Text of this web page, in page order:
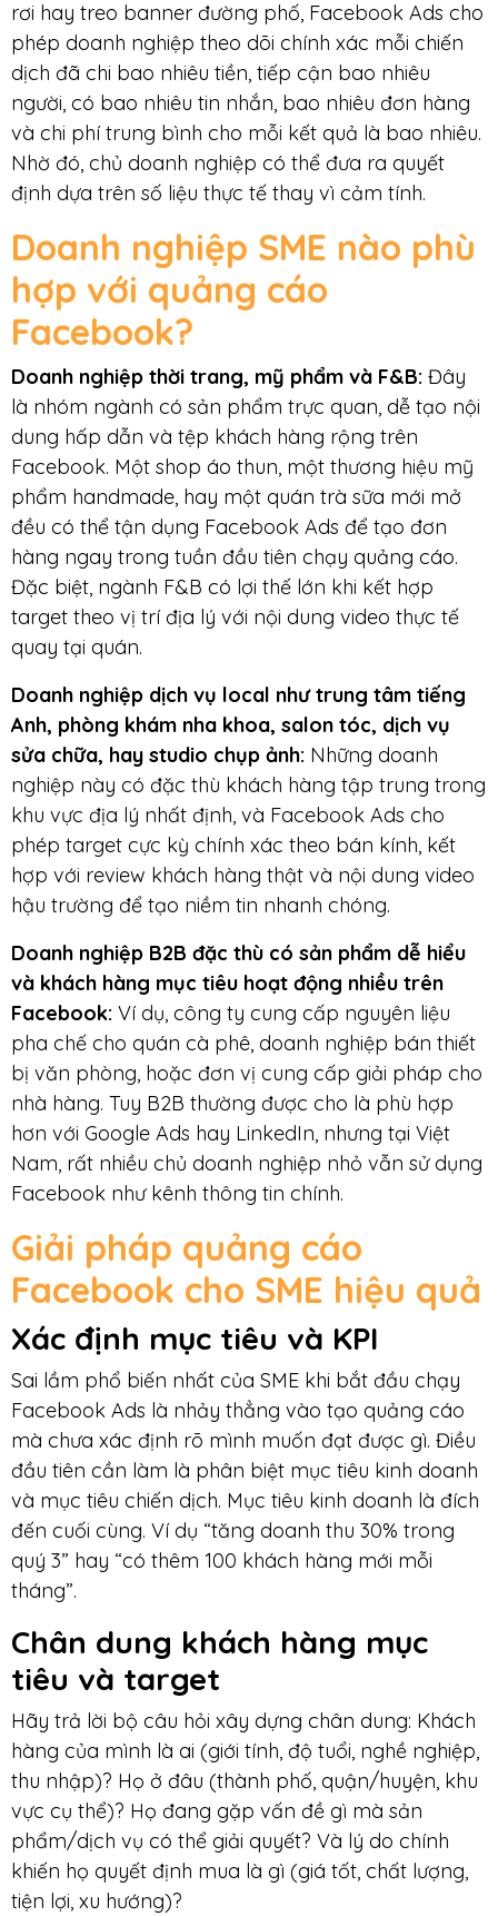
rơi hay treo banner đường phố, Facebook Ads cho
phép doanh nghiệp theo dõi chính xác mỗi chiến
dịch đã chi bao nhiêu tiền, tiếp cận bao nhiêu
người, có bao nhiêu tin nhắn, bao nhiêu đơn hàng
và chi phí trung bình cho mỗi kết quả là bao nhiêu.
Nhờ đó, chủ doanh nghiệp có thể đưa ra quyết
định dựa trên số liệu thực tế thay vì cảm tính.
Doanh nghiệp SME nào phù
hợp với quảng cáo
Facebook?
Doanh nghiệp thời trang, mỹ phẩm và F&B: Đây
là nhóm ngành có sản phẩm trực quan, dễ tạo nội
dung hấp dẫn và tệp khách hàng rộng trên
Facebook. Một shop áo thun, một thương hiệu mỹ
phẩm handmade, hay một quán trà sữa mới mở
đều có thể tận dụng Facebook Ads để tạo đơn
hàng ngay trong tuần đầu tiên chạy quảng cáo.
Đặc biệt, ngành F&B có lợi thế lớn khi kết hợp
target theo vị trí địa lý với nội dung video thực tế
quay tại quán.
Doanh nghiệp dịch vụ local như trung tâm tiếng
Anh, phòng khám nha khoa, salon tóc, dịch vụ
sửa chữa, hay studio chụp ảnh: Những doanh
nghiệp này có đặc thù khách hàng tập trung trong
khu vực địa lý nhất định, và Facebook Ads cho
phép target cực kỳ chính xác theo bán kính, kết
hợp với review khách hàng thật và nội dung video
hậu trường để tạo niềm tin nhanh chóng.
Doanh nghiệp B2B đặc thù có sản phẩm dễ hiểu
và khách hàng mục tiêu hoạt động nhiều trên
Facebook: Ví dụ, công ty cung cấp nguyên liệu
pha chế cho quán cà phê, doanh nghiệp bán thiết
bị văn phòng, hoặc đơn vị cung cấp giải pháp cho
nhà hàng. Tuy B2B thường được cho là phù hợp
hơn với Google Ads hay LinkedIn, nhưng tại Việt
Nam, rất nhiều chủ doanh nghiệp nhỏ vẫn sử dụng
Facebook như kênh thông tin chính.
Giải pháp quảng cáo
Facebook cho SME hiệu quả
Xác định mục tiêu và KPI
Sai lầm phổ biến nhất của SME khi bắt đầu chạy
Facebook Ads là nhảy thẳng vào tạo quảng cáo
mà chưa xác định rõ mình muốn đạt được gì. Điều
đầu tiên cần làm là phân biệt mục tiêu kinh doanh
và mục tiêu chiến dịch. Mục tiêu kinh doanh là đích
đến cuối cùng. Ví dụ “tăng doanh thu 30% trong
quý 3” hay “có thêm 100 khách hàng mới mỗi
tháng”.
Chân dung khách hàng mục
tiêu và target
Hãy trả lời bộ câu hỏi xây dựng chân dung: Khách
hàng của mình là ai (giới tính, độ tuổi, nghề nghiệp,
thu nhập)? Họ ở đâu (thành phố, quận/huyện, khu
vực cụ thể)? Họ đang gặp vấn đề gì mà sản
phẩm/dịch vụ có thể giải quyết? Và lý do chính
khiến họ quyết định mua là gì (giá tốt, chất lượng,
tiện lợi, xu hướng)?